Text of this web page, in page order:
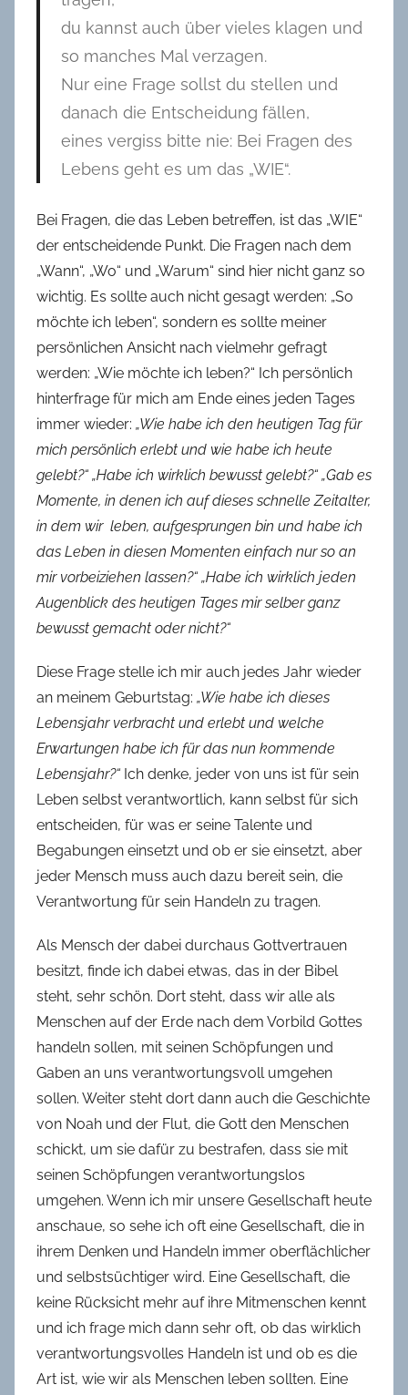
du kannst auch über vieles klagen und
so manches Mal verzagen.
Nur eine Frage sollst du stellen und
danach die Entscheidung fällen,
eines vergiss bitte nie: Bei Fragen des
Lebens geht es um das „WIE“.
Bei Fragen, die das Leben betreffen, ist das „WIE“
der entscheidende Punkt. Die Fragen nach dem
„Wann“, „Wo“ und „Warum“ sind hier nicht ganz so
wichtig. Es sollte auch nicht gesagt werden: „So
möchte ich leben“, sondern es sollte meiner
persönlichen Ansicht nach vielmehr gefragt
werden: „Wie möchte ich leben?“ Ich persönlich
hinterfrage für mich am Ende eines jeden Tages
immer wieder: „Wie habe ich den heutigen Tag für
mich persönlich erlebt und wie habe ich heute
gelebt?“ „Habe ich wirklich bewusst gelebt?“ „Gab es
Momente, in denen ich auf dieses schnelle Zeitalter,
in dem wir leben, aufgesprungen bin und habe ich
das Leben in diesen Momenten einfach nur so an
mir vorbeiziehen lassen?“ „Habe ich wirklich jeden
Augenblick des heutigen Tages mir selber ganz
bewusst gemacht oder nicht?“
Diese Frage stelle ich mir auch jedes Jahr wieder
an meinem Geburtstag: „Wie habe ich dieses
Lebensjahr verbracht und erlebt und welche
Erwartungen habe ich für das nun kommende
Lebensjahr?“ Ich denke, jeder von uns ist für sein
Leben selbst verantwortlich, kann selbst für sich
entscheiden, für was er seine Talente und
Begabungen einsetzt und ob er sie einsetzt, aber
jeder Mensch muss auch dazu bereit sein, die
Verantwortung für sein Handeln zu tragen.
Als Mensch der dabei durchaus Gottvertrauen
besitzt, finde ich dabei etwas, das in der Bibel
steht, sehr schön. Dort steht, dass wir alle als
Menschen auf der Erde nach dem Vorbild Gottes
handeln sollen, mit seinen Schöpfungen und
Gaben an uns verantwortungsvoll umgehen
sollen. Weiter steht dort dann auch die Geschichte
von Noah und der Flut, die Gott den Menschen
schickt, um sie dafür zu bestrafen, dass sie mit
seinen Schöpfungen verantwortungslos
umgehen. Wenn ich mir unsere Gesellschaft heute
anschaue, so sehe ich oft eine Gesellschaft, die in
ihrem Denken und Handeln immer oberflächlicher
und selbstsüchtiger wird. Eine Gesellschaft, die
keine Rücksicht mehr auf ihre Mitmenschen kennt
und ich frage mich dann sehr oft, ob das wirklich
verantwortungsvolles Handeln ist und ob es die
Art ist, wie wir als Menschen leben sollten. Eine